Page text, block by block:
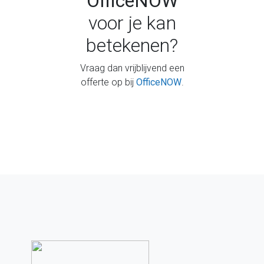
voor je kan
betekenen?
Vraag dan vrijblijvend een
offerte op bij OfficeNOW.